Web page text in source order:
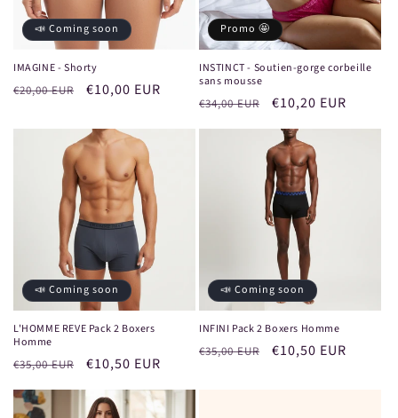
📣 Coming soon
IMAGINE - Shorty
Prix
€20,00 EUR
Prix
€10,00 EUR
Promo 🤩
INSTINCT - Soutien-gorge corbeille
sans mousse
Prix
habituel
€34,00 EUR
Prix
promotionnel
€10,20 EUR
📣 Coming soon
L'HOMME REVE Pack 2 Boxers
Homme
Prix
habituel
€35,00 EUR
Prix
promotionnel
€10,50 EUR
📣 Coming soon
INFINI Pack 2 Boxers Homme
Prix
€35,00 EUR
Prix
€10,50 EUR